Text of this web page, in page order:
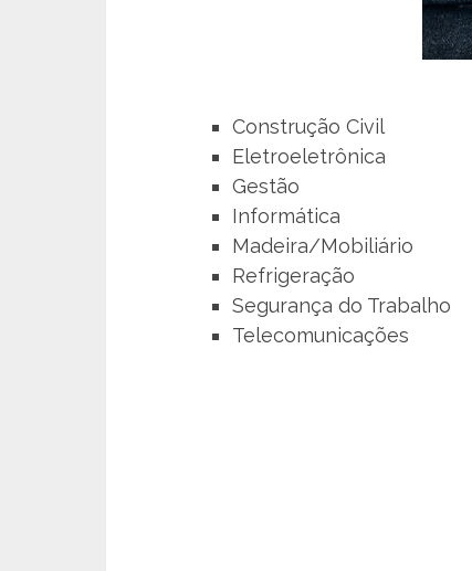
Construção Civil
Eletroeletrônica
Gestão
Informática
Madeira/Mobiliário
Refrigeração
Segurança do Trabalho
Telecomunicações